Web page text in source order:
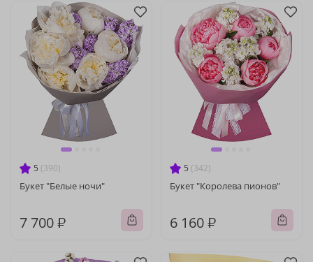
5 (390)
Букет "Белые ночи"
7 700 ₽
5 (342)
Букет "Королева пионов"
6 160 ₽